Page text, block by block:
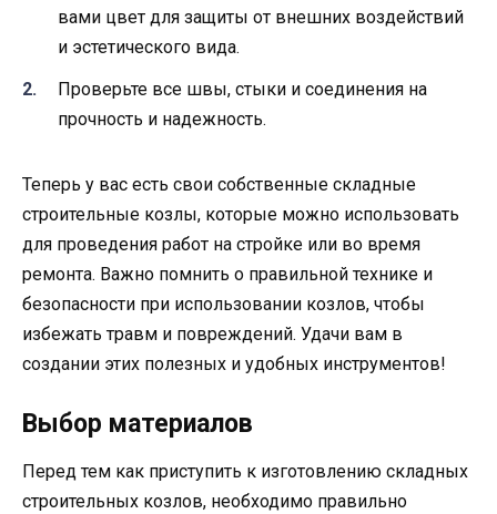
вами цвет для защиты от внешних воздействий
и эстетического вида.
Проверьте все швы, стыки и соединения на
прочность и надежность.
Теперь у вас есть свои собственные складные
строительные козлы, которые можно использовать
для проведения работ на стройке или во время
ремонта. Важно помнить о правильной технике и
безопасности при использовании козлов, чтобы
избежать травм и повреждений. Удачи вам в
создании этих полезных и удобных инструментов!
Выбор материалов
Перед тем как приступить к изготовлению складных
строительных козлов, необходимо правильно